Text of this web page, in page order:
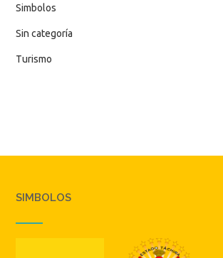
Simbolos
Sin categoría
Turismo
SIMBOLOS